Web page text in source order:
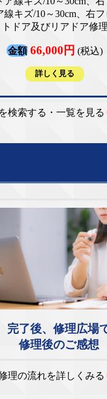
線キズ/10～30cm、右
トドア及びリアドア修理
金額 66,000円 (税込)
詳しく見る
検索する・一覧を見る
完了後、修理広場
修理後のご感想
理の流れを詳しくみる